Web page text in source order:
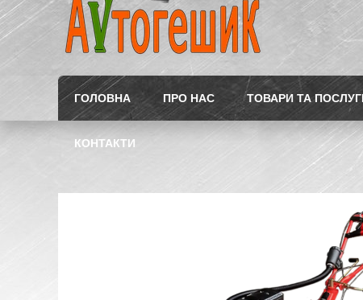
ГОЛОВНА ПРО НАС ТОВАРИ ТА
КОНТАКТИ